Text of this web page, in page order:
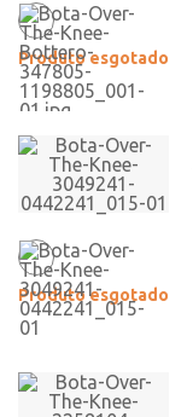
Produto esgotado
Produto esgotado